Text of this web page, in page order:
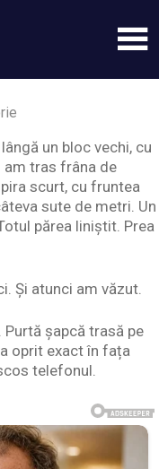
un bloc vechi, cu
tras frâna de
scurt, cu fruntea
sute de metri. Un
părea liniștit. Prea
Și atunci am văzut.
Purtă șapcă trasă pe
oprit exact în fața
telefonul.